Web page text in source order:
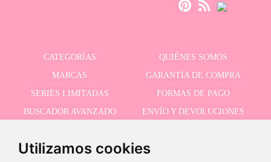
Utilizamos cookies
CATEGORÍAS
QUIÉNES SOMOS
MARCAS
GARANTÍA DE COMPRA
SERIES LIMITADAS
FORMAS DE PAGO
BUSCADOR AVANZADO
ENVÍO Y DEVOLUCIONES